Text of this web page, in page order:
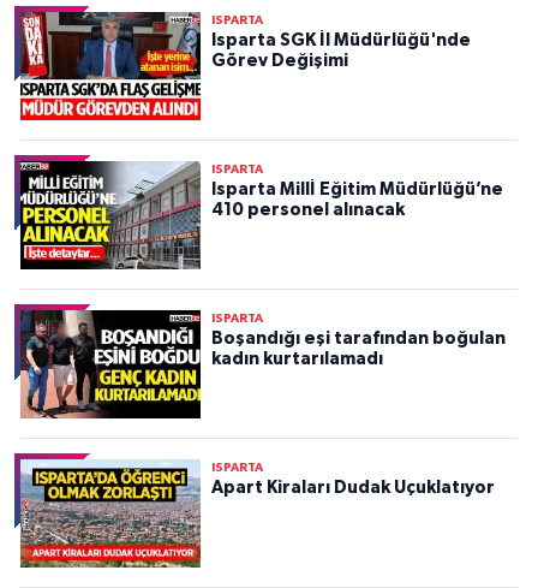
ISPARTA
Isparta SGK İl Müdürlüğü'nde
Görev Değişimi
ISPARTA
Isparta Millİ Eğitim Müdürlüğü’ne
410 personel alınacak
ISPARTA
Boşandığı eşi tarafından boğulan
kadın kurtarılamadı
ISPARTA
Apart Kiraları Dudak Uçuklatıyor